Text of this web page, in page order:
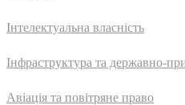
Інтелектуальна власність
Інфраструктура та державно-
Авіація та повітряне право